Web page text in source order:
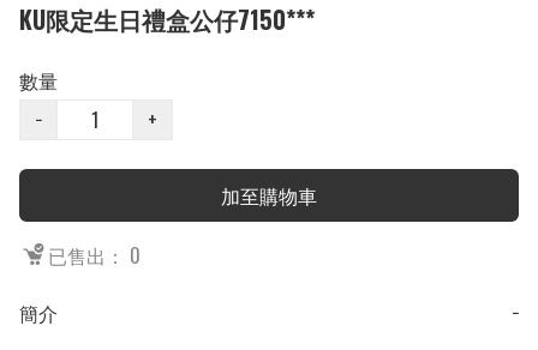
KU限定生日禮盒公仔7150***
數量
−
+
加至購物車
已售出： 0
簡介
−